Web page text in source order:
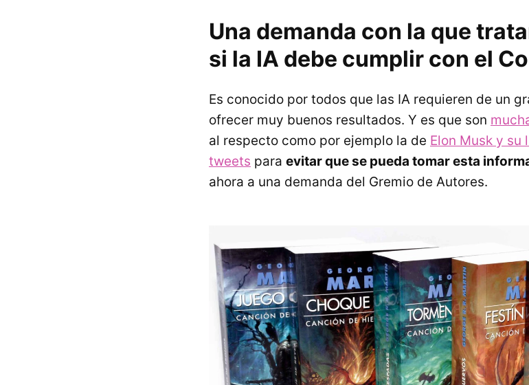
Una demanda con la que
si la IA debe cumplir con el
Es conocido por todos que las IA requieren de un
ofrecer muy buenos resultados. Y es que son
al respecto como por ejemplo la de Elon Musk y su
tweets para evitar que se pueda tomar esta
ahora a una demanda del Gremio de Autores.